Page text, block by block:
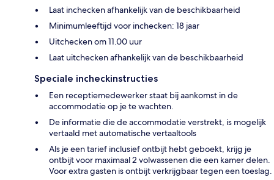
Laat inchecken afhankelijk van de beschikbaarheid
Minimumleeftijd voor inchecken: 18 jaar
Uitchecken om 11.00 uur
Laat uitchecken afhankelijk van de beschikbaarheid
Speciale incheckinstructies
Een receptiemedewerker staat bij aankomst in de
accommodatie op je te wachten.
De informatie die de accommodatie verstrekt, is mogelijk
vertaald met automatische vertaaltools
Als je een tarief inclusief ontbijt hebt geboekt, krijg je
ontbijt voor maximaal 2 volwassenen die een kamer delen.
Voor extra gasten is ontbijt verkrijgbaar tegen een toeslag.